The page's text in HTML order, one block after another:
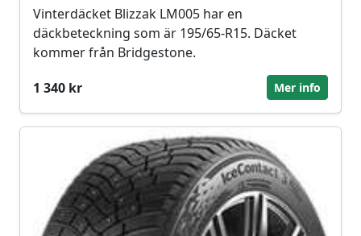
Vinterdäcket Blizzak LM005 har en
däckbeteckning som är 195/65-R15. Däcket
kommer från Bridgestone.
1 340 kr
Mer info